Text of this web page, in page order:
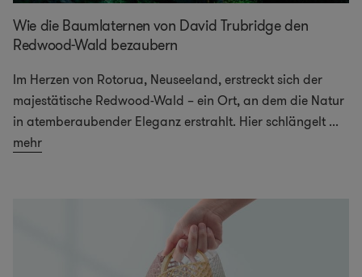
Wie die Baumlaternen von David Trubridge den
Redwood-Wald bezaubern
Im Herzen von Rotorua, Neuseeland, erstreckt sich der
majestätische Redwood-Wald – ein Ort, an dem die Natur
in atemberaubender Eleganz erstrahlt. Hier schlängelt ...
mehr